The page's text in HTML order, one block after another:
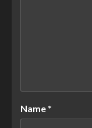
Name *